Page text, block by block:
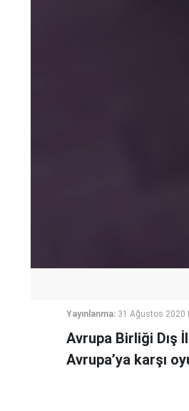
Yayınlanma: 31 Ağustos 2020
Avrupa Birliği Dış
Avrupa’ya karşı